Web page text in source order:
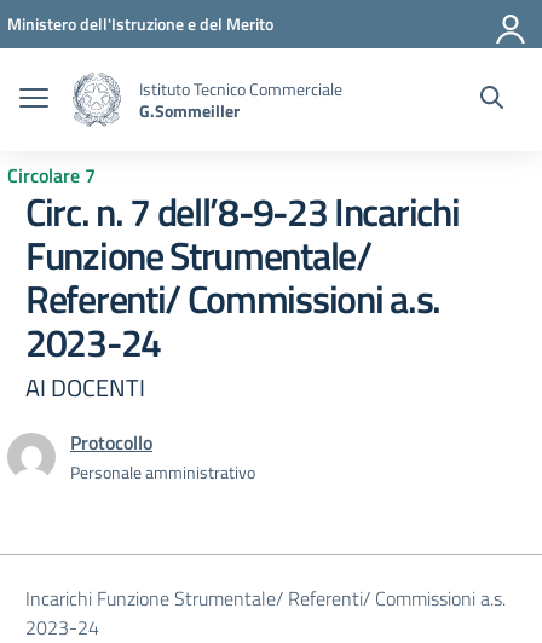
Vai ai contenuti
Vai al menu di navigazione
Vai al footer
Ministero dell'Istruzione e del Merito
Istituto Tecnico Commerciale
G.Sommeiller
Circolare 7
Circ. n. 7 dell’8-9-23 Incarichi
Funzione Strumentale/
Referenti/ Commissioni a.s.
2023-24
AI DOCENTI
Protocollo
Personale amministrativo
Incarichi Funzione Strumentale/ Referenti/ Commissioni a.s.
2023-24